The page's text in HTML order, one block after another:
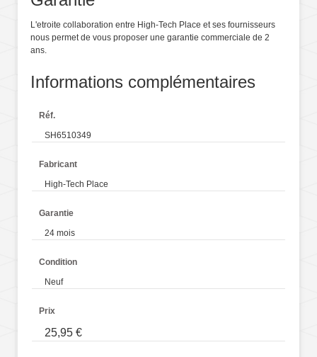
L'etroite collaboration entre High-Tech Place et ses fournisseurs
nous permet de vous proposer une garantie commerciale de 2
ans.
Informations complémentaires
Réf.
SH6510349
Fabricant
High-Tech Place
Garantie
24 mois
Condition
Neuf
Prix
25,95 €